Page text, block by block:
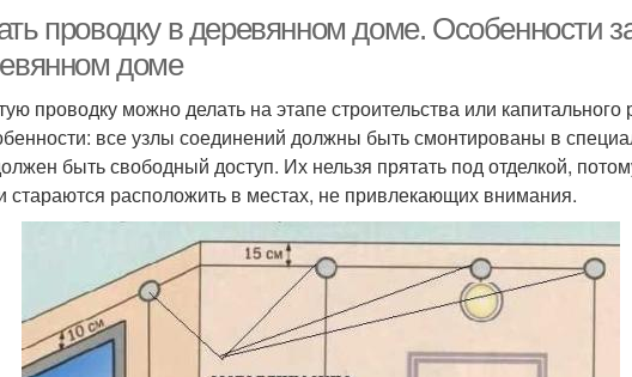
проводку в деревянном доме. Особенности
доме
проводку можно делать на этапе строительства или
все узлы соединений должны быть смонтированы в
быть свободный доступ. Их нельзя прятать под отделкой,
стараются расположить в местах, не привлекающих внимания.